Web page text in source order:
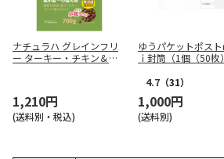
ナチュラハ グレインフリ
ー ターキー・チキン＆野
1,210円
(送料別・税込)
ゆうパケットポスト
ｉ封筒（1個（50枚
4.7 （31）
1,000円
(送料別)